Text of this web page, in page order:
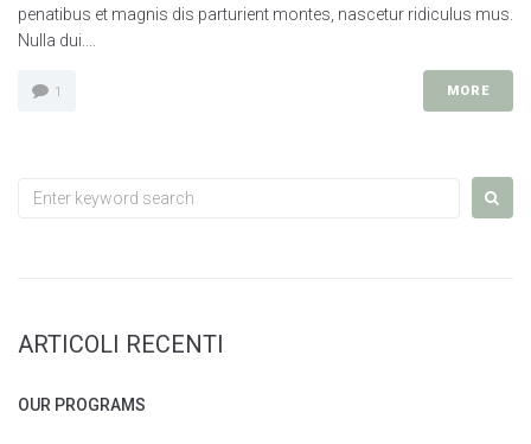
penatibus et magnis dis parturient montes, nascetur ridiculus mus.
Nulla dui....
1 MORE
ARTICOLI RECENTI
OUR PROGRAMS